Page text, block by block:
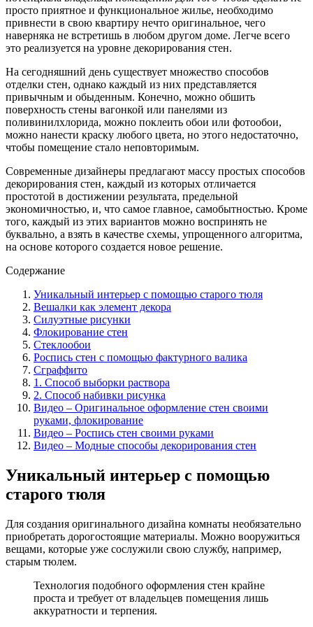
просто приятное и функциональное жилье, необходимо
привнести в свою квартиру нечто оригинальное, чего
наверняка не встретишь в любом другом доме. Легче всего
это реализуется на уровне декорирования стен.
На сегодняшний день существует множество способов
отделки стен, однако каждый из них представляется
привычным и обыденным. Конечно, можно обшить
поверхность стены вагонкой или панелями из
поливинилхлорида, можно поклеить обои или фотообои,
можно нанести краску любого цвета, но этого недостаточно,
чтобы помещение стало неповторимым.
Современные дизайнеры предлагают массу простых способов
декорирования стен, каждый из которых отличается
простотой в достижении результата, предельной
экономичностью, и, что самое главное, самобытностью. Кроме
того, каждый из этих вариантов можно воспринять не
буквально, а взять в качестве схемы, упрощенного алгоритма,
на основе которого создается новое решение.
Содержание
Уникальный интерьер с помощью старого тюля
Вешалки как элемент декора
Силуэтные рисунки
Флокирование стен
Стеклообои
Роспись стен с помощью фактурного валика
Сграффито
1. Способ выборки раствора
2. Способ набивки рисунка
Видео – Оригинальное оформление стен своими
руками, флокирование
Видео – Роспись стен своими руками
Видео – Модные способы декорирования стен
Уникальный интерьер с помощью
старого тюля
Для создания оригинального дизайна комнаты необязательно
приобретать дорогостоящие материалы. Можно вооружиться
вещами, которые уже сослужили свою службу, например,
старым тюлем.
Технология подобного оформления стен крайне
проста и требует от владельцев помещения лишь
аккуратности и терпения.